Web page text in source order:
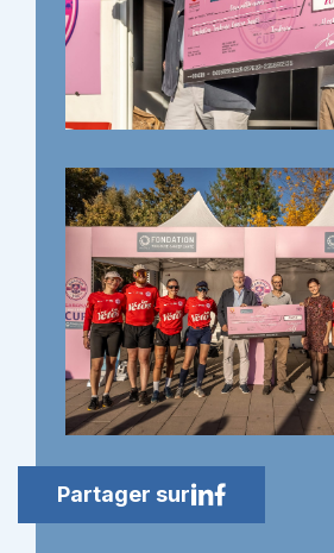
Partager sur